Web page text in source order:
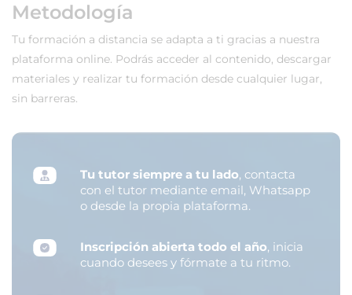
Metodología
Tu formación a distancia se adapta a ti gracias a nuestra
plataforma online. Podrás acceder al contenido, descargar
materiales y realizar tu formación desde cualquier lugar,
sin barreras.
Tu tutor siempre a tu lado, contacta
con el tutor mediante email, Whatsapp
o desde la propia plataforma.
Inscripción abierta todo el año, inicia
cuando desees y fórmate a tu ritmo.